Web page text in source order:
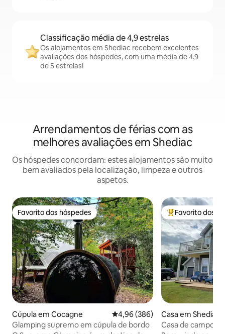
Classificação média de 4,9 estrelas
Os alojamentos em Shediac recebem excelentes
avaliações dos hóspedes, com uma média de 4,9
de 5 estrelas!
Arrendamentos de férias com as
melhores avaliações em Shediac
Os hóspedes concordam: estes alojamentos são muito
bem avaliados pela localização, limpeza e outros
aspetos.
Favorito dos hóspedes
Favorito dos hóspedes
Cúpula em Cocagne Classificação média de 4,96 em
4,96 (386)
Glamping supremo em cúpula de bordo
Favoritos dos
Favorito dos
Casa em Shediac
Casa de campo